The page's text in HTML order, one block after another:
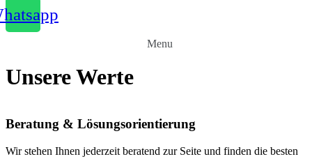
Menu
Unsere Werte
Beratung & Lösungsorientierung
Wir stehen Ihnen jederzeit beratend zur Seite und finden die besten